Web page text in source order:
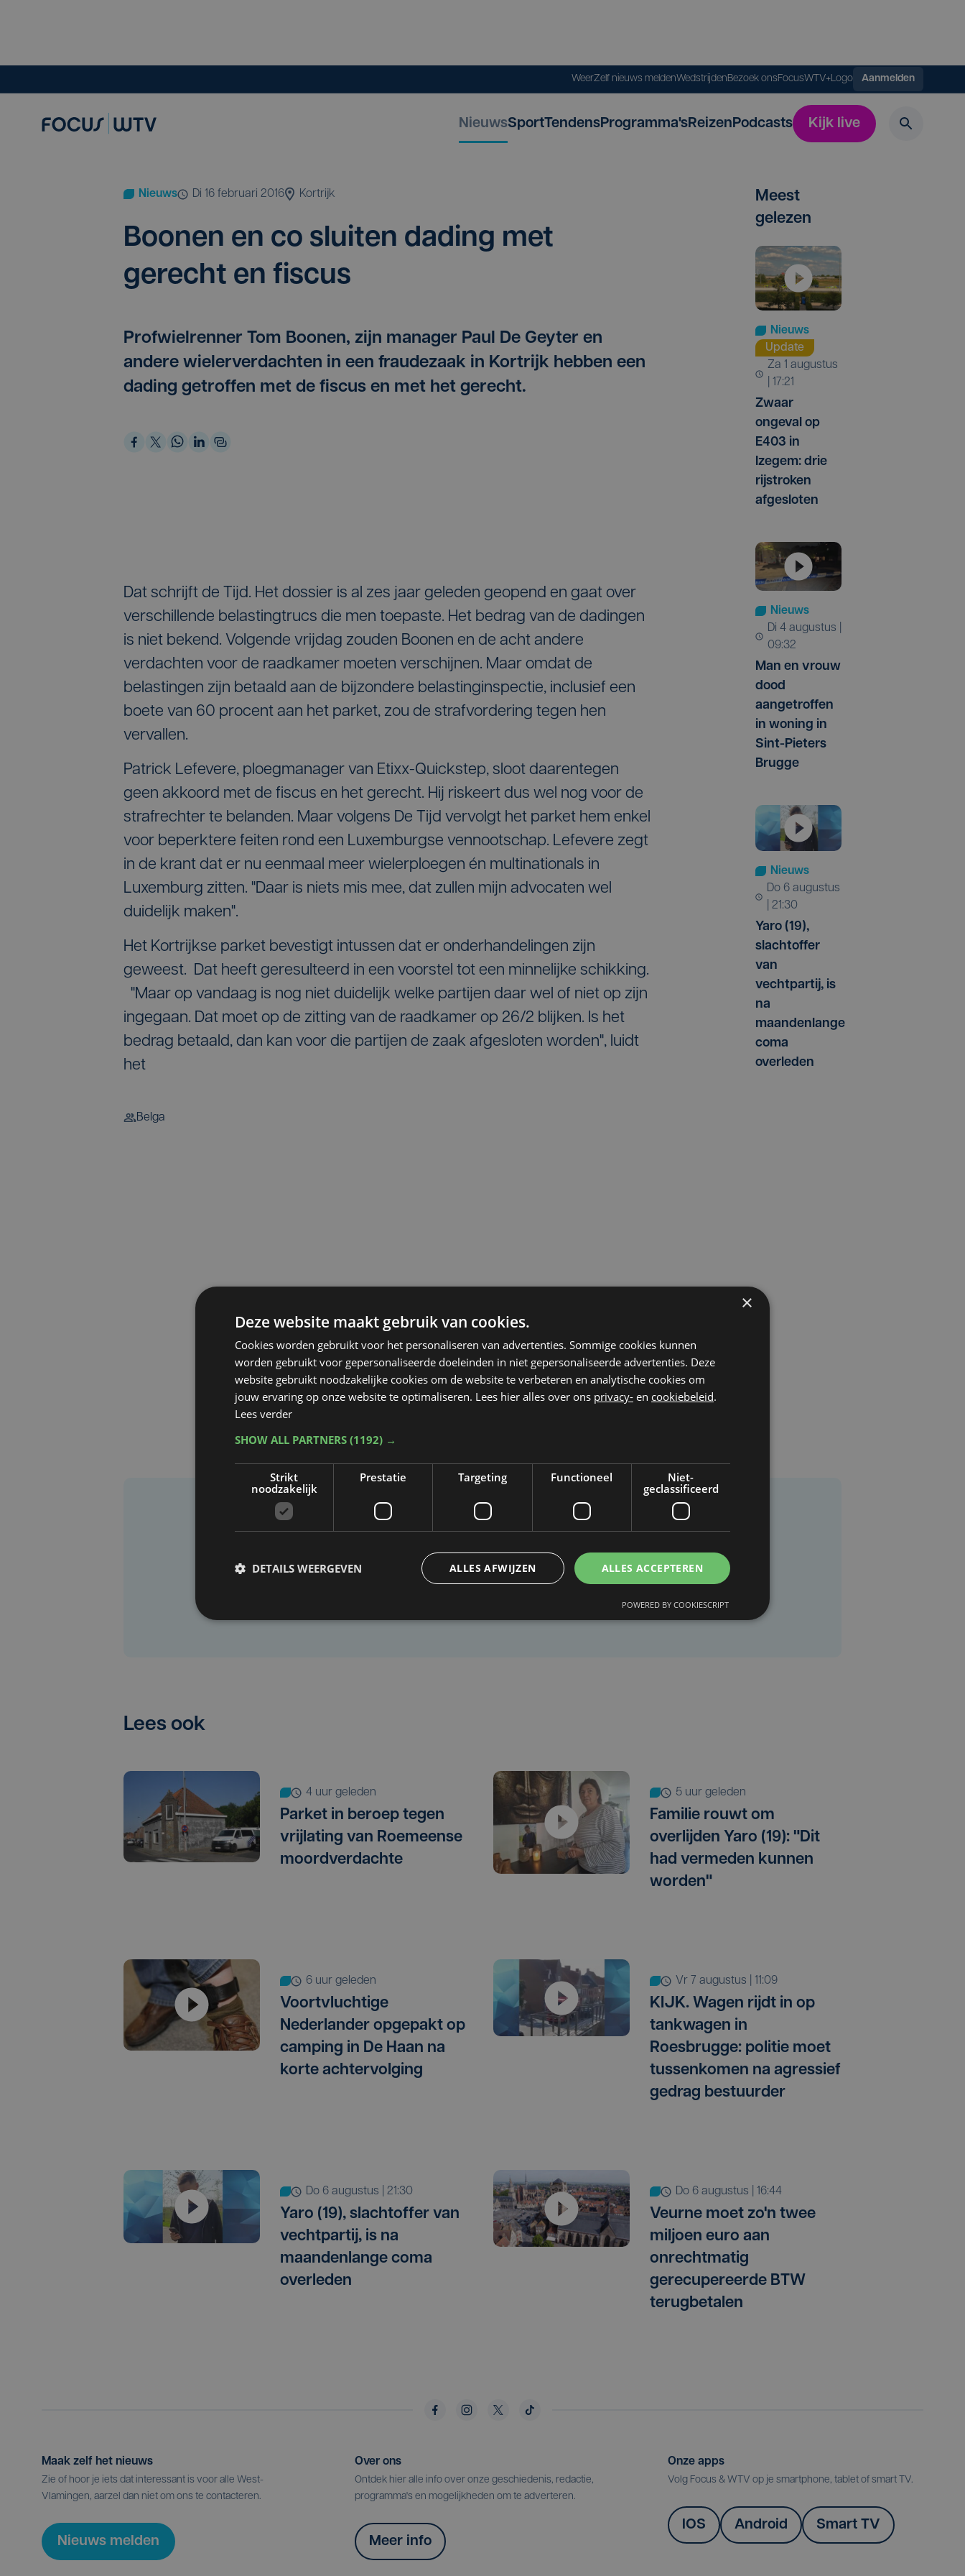
WeerZelf nieuws meldenWedstrijdenBezoek onsFocusWTV+Logo Aanmelden
NieuwsSportTendensProgramma'sReizenPodcasts Kijk live
Nieuws di 16 februari 2016 Kortrijk
Boo­nen en co slui­ten dading met
gerecht en fiscus
Profwielrenner Tom Boonen, zijn manager Paul De Geyter en
andere wielerverdachten in een fraudezaak in Kortrijk hebben een
dading getroffen met de fiscus en met het gerecht.
Dat schrijft de Tijd. Het dossier is al zes jaar geleden geopend en gaat over
verschillende belastingtrucs die men toepaste. Het bedrag van de dadingen
is niet bekend. Volgende vrijdag zouden Boonen en de acht andere
verdachten voor de raadkamer moeten verschijnen. Maar omdat de
belastingen zijn betaald aan de bijzondere belastinginspectie, inclusief een
boete van 60 procent aan het parket, zou de strafvordering tegen hen
vervallen.
Patrick Lefevere, ploegmanager van Etixx-Quickstep, sloot daarentegen
geen akkoord met de fiscus en het gerecht. Hij riskeert dus wel nog voor de
strafrechter te belanden. Maar volgens De Tijd vervolgt het parket hem enkel
voor beperktere feiten rond een Luxemburgse vennootschap. Lefevere zegt
in de krant dat er nu eenmaal meer wielerploegen én multinationals in
Luxemburg zitten. "Daar is niets mis mee, dat zullen mijn advocaten wel
duidelijk maken".
Het Kortrijkse parket bevestigt intussen dat er onderhandelingen zijn
geweest. Dat heeft geresulteerd in een voorstel tot een minnelijke schikking.
"Maar op vandaag is nog niet duidelijk welke partijen daar wel of niet op zijn
ingegaan. Dat moet op de zitting van de raadkamer op 26/2 blijken. Is het
bedrag betaald, dan kan voor die partijen de zaak afgesloten worden", luidt
het
Belga
Meest
gelezen
Nieuws
Update
za 1 augustus
| 17:21
Zwaar
ongeval op
E403 in
Izegem: drie
rijstroken
afgesloten
Nieuws
di 4 augustus |
09:32
Man en vrouw
dood
aangetroffen
in woning in
Sint-Pieters
Brugge
Nieuws
do 6 augustus
| 21:30
Yaro (19),
slachtoffer
van
vechtpartij, is
na
maandenlange
coma
overleden
Taalfout opgemerkt?
Heb je een taal- of schrijffout opgemerkt in dit artikel?
Lees ook
4 uur geleden
Parket in beroep tegen
vrijlating van Roemeense
moordverdachte
5 uur geleden
Familie rouwt om
overlijden Yaro (19): "Dit
had vermeden kunnen
worden"
6 uur geleden
Voortvluchtige
Nederlander opgepakt op
camping in De Haan na
korte achtervolging
vr 7 augustus | 11:09
KIJK. Wagen rijdt in op
tankwagen in
Roesbrugge: politie moet
tussenkomen na agressief
gedrag bestuurder
do 6 augustus | 21:30
Yaro (19), slachtoffer van
vechtpartij, is na
maandenlange coma
overleden
do 6 augustus | 16:44
Veurne moet zo'n twee
miljoen euro aan
onrechtmatig
gerecupereerde BTW
terugbetalen
Maak zelf het nieuws
Zie of hoor je iets dat interessant is voor alle West-
Vlamingen, aarzel dan niet om ons te contacteren.
Nieuws melden
Over ons
Ontdek hier alle info over onze geschiedenis, redactie,
programma's en mogelijkheden om te adverteren.
Meer info
Onze apps
Volg Focus & WTV op je smartphone, tablet of smart TV.
IOS Android Smart TV
×
Deze website maakt gebruik van cookies.
Cookies worden gebruikt voor het personaliseren van advertenties. Sommige cookies kunnen
worden gebruikt voor gepersonaliseerde doeleinden in niet gepersonaliseerde advertenties. Deze
website gebruikt noodzakelijke cookies om de website te verbeteren en analytische cookies om
jouw ervaring op onze website te optimaliseren. Lees hier alles over ons privacy- en cookiebeleid.
Lees verder
SHOW ALL PARTNERS (1192) →
Strikt
noodzakelijk
Prestatie Targeting Functioneel
Niet-
geclassificeerd
ALLES ACCEPTEREN
ALLES AFWIJZEN
DETAILS WEERGEVEN
POWERED BY COOKIESCRIPT